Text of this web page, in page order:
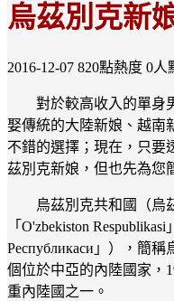
烏茲別克新
2016-12-07 820點熱度 0人
對於較高收入的單身
娶傳統的大陸新娘、越南
不錯的選擇；現在，只要
茲別克新娘，但也先為您
烏茲別克共和國（烏
「O'zbekiston
Республикаси」），簡
個位於中亞的內陸國家，
重內陸國之一。